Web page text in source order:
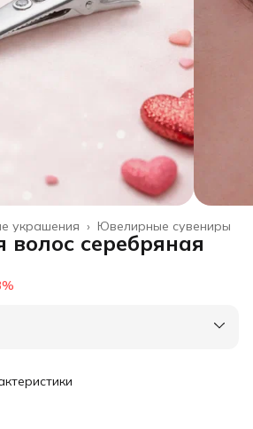
Ювелирные сувениры
украшения ›
волос серебряная
%